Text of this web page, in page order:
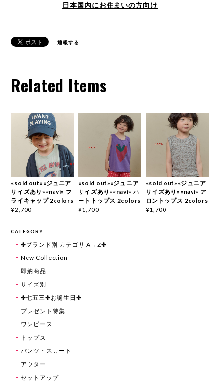
日本国内にお住まいの方向け
通報する
Related Items
«sold out»«ジュニア
サイズあり»«navi» フ
ライキャップ 2colors
¥2,700
«sold out»«ジュニア
サイズあり»«navi» ハ
ートトップス 2colors
¥1,700
«sold out»«ジュニア
サイズあり»«navi» ア
ロントップス 2colors
¥1,700
CATEGORY
✤ブランド別 カテゴリ A→Z✤
New Collection
即納商品
サイズ別
✤七五三✤お誕生日✤
プレゼント特集
ワンピース
トップス
パンツ・スカート
アウター
セットアップ